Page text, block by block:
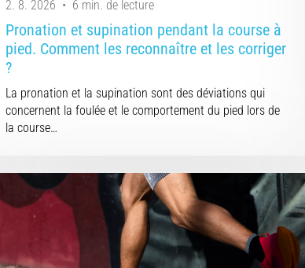
2. 8. 2026 • 6 min. de lecture
Pronation et supination pendant la course à
pied. Comment les reconnaître et les corriger
?
La pronation et la supination sont des déviations qui
concernent la foulée et le comportement du pied lors de
la course…